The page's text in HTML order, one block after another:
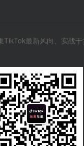
最新风向、实战